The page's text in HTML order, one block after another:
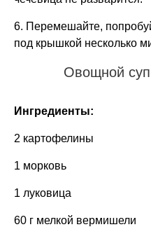
6. Перемешайте,
под крышкой несколько
Овощной
Ингредиенты:
2 картофелины
1 морковь
1 луковица
60 г мелкой вермишели